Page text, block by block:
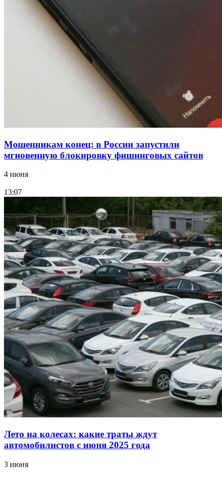
парке прошёл фестиваль „Арбузный переполох“
Волгоградские компании нарастили экспорт:
заключены контракты на 3,6 млн долларов
Мошенникам конец: в России запустили
мгновенную блокировку фишинговых сайтов
4 июня
13:07
Лето на колесах: какие траты ждут
автомобилистов с июня 2025 года
3 июня